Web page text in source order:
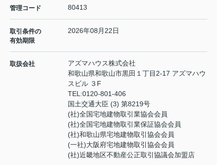
管理コード 80413
取引条件の
有効期限
2026年08月22日
取扱会社
アズマハウス株式会社
和歌山県和歌山市黒田１丁目2-17 アズマハウ
スビル ３F
TEL:0120-801-406
国土交通大臣 (3) 第8219号
(社)全国宅地建物取引業協会会員
(社)全国宅地建物取引業保証協会会員
(社)和歌山県宅地建物取引協会会員
(一社)大阪府宅地建物取引協会会員
(社)近畿地区不動産公正取引協議会加盟店